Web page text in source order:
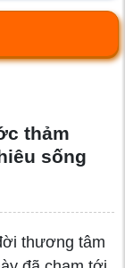
thảm
sống
thương tâm